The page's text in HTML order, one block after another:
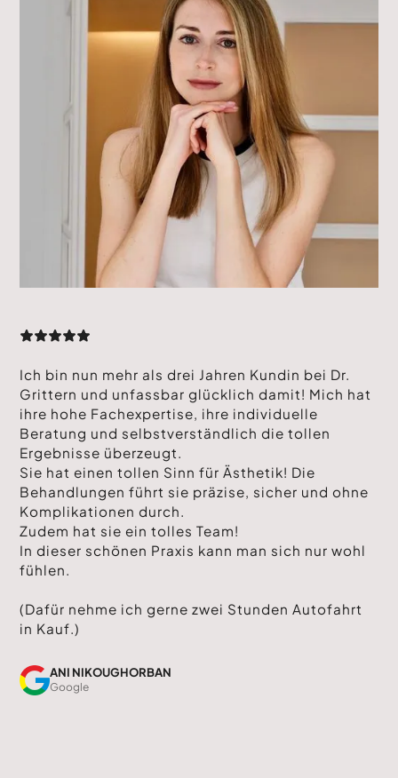
Ich bin nun mehr als drei Jahren Kundin bei Dr.
Grittern und unfassbar glücklich damit! Mich hat
ihre hohe Fachexpertise, ihre individuelle
Beratung und selbstverständlich die tollen
Ergebnisse überzeugt.
Sie hat einen tollen Sinn für Ästhetik! Die
Behandlungen führt sie präzise, sicher und ohne
Komplikationen durch.
Zudem hat sie ein tolles Team!
In dieser schönen Praxis kann man sich nur wohl
fühlen.
(Dafür nehme ich gerne zwei Stunden Autofahrt
in Kauf.)
ANI NIKOUGHORBAN
Google